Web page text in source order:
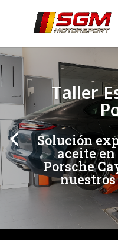
Taller
Solución
aceite
Porsche
[/et_pb_slide]